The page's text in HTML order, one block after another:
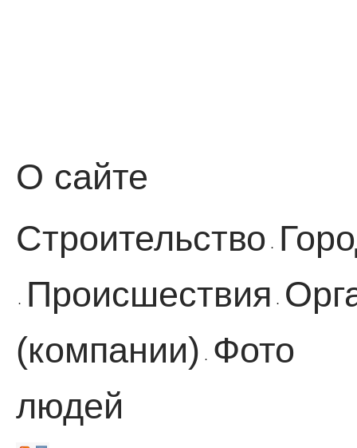
О сайте
Строительство ·
· Происшествия ·
(компании)
·
Фото
людей